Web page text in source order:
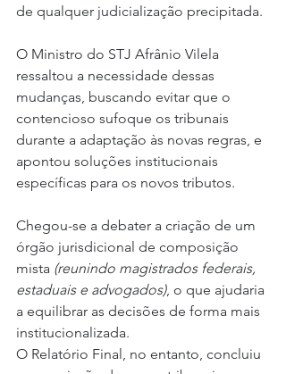
de qualquer judicialização precipitada.
O Ministro do STJ Afrânio Vilela
ressaltou a necessidade dessas
mudanças, buscando evitar que o
contencioso sufoque os tribunais
durante a adaptação às novas regras, e
apontou soluções institucionais
específicas para os novos tributos.
Chegou-se a debater a criação de um
órgão jurisdicional de composição
mista (reunindo magistrados federais,
estaduais e advogados), o que ajudaria
a equilibrar as decisões de forma mais
institucionalizada.
O Relatório Final, no entanto, concluiu